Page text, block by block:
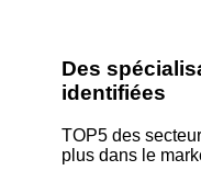
Des
identifiées
TOP5 des
plus dans le